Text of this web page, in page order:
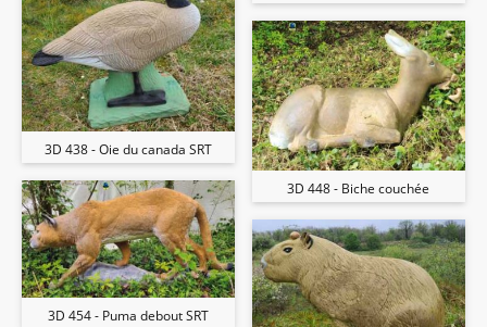
3D 438 - Oie du canada SRT
3D 454 - Puma debout SRT
3D 448 - Biche couchée